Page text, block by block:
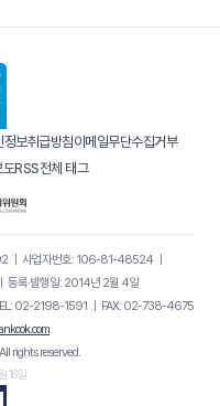
정보취급방침이메일무단수집거부
도RSS전체 태그
｜ 사업자번호: 106-81-48524｜
등록·발행일: 2014년 2월 4일
02-2198-1591
FAX: 02-738-4675
rights reserved.
16일